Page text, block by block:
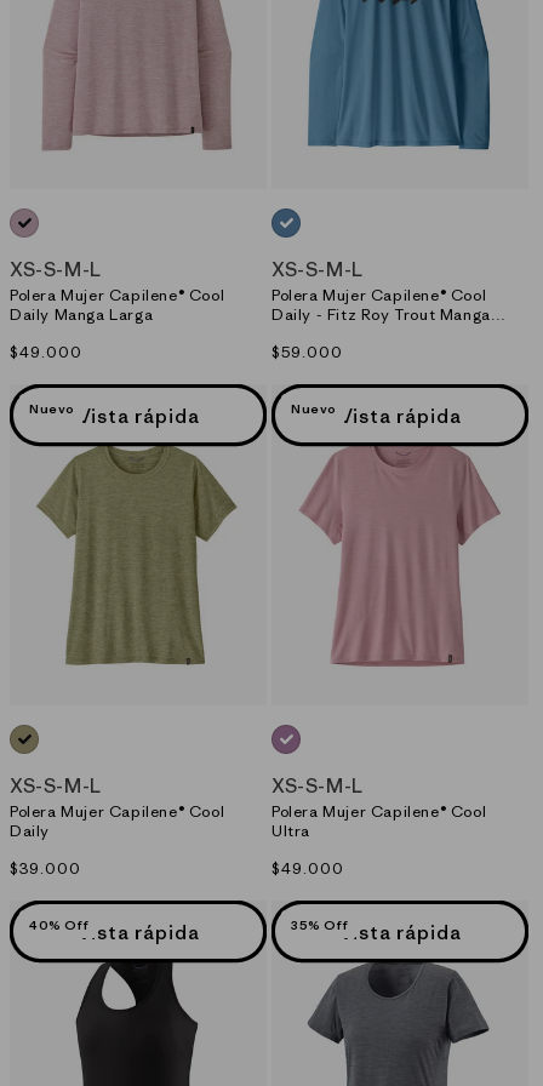
MORADO_(QVLT)
XS-S-M-L
Polera Mujer Capilene® Cool
Daily Manga Larga
Precio
$49.000
AZUL_(SHRX)
XS-S-M-L
Polera Mujer Capilene® Cool
Daily - Fitz Roy Trout Manga
Precio
$59.000
Nuevo Vista rápida
VERDE_(GGNX)
XS-S-M-L
Polera Mujer Capilene® Cool
Daily
Precio
$39.000
Nuevo Vista rápida
MORADO_(LQVX)
XS-S-M-L
Polera Mujer Capilene® Cool
Ultra
Precio
$49.000
40% OffVista rápida 35% OffVista rápida